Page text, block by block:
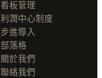
看板管理
利潤中心制度
步進導入
部落格
關於我們
聯絡我們